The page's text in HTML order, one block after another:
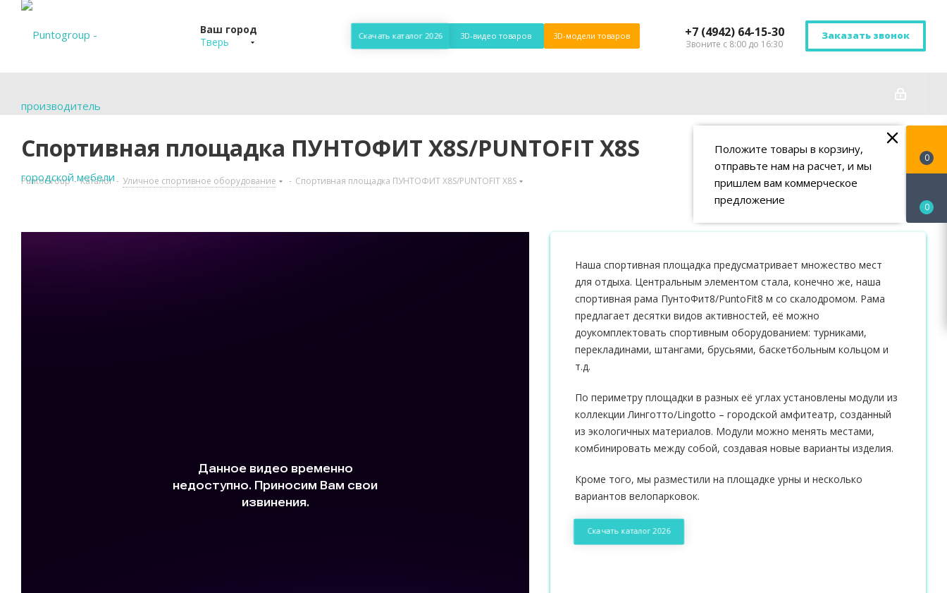
Ваш город
Тверь
Скачать каталог 2026 3D-видео товаров 3D-модели товаров +7 (4942) 64-15-30
Звоните с 8:00 до 16:30
Заказать звонок
Спортивная площадка ПУНТОФИТ X8S/PUNTOFIT X8S
PuntoGroup - Каталог - Уличное спортивное оборудование - Спортивная площадка ПУНТОФИТ X8S/PUNTOFIT X8S
Наша спортивная площадка предусматривает множество мест
для отдыха. Центральным элементом стала, конечно же, наша
спортивная рама ПунтоФит8/PuntoFit8 м со скалодромом. Рама
предлагает десятки видов активностей, её можно
доукомплектовать спортивным оборудованием: турниками,
перекладинами, штангами, брусьями, баскетбольным кольцом и
т.д.
По периметру площадки в разных её углах установлены модули из
коллекции Линготто/Lingotto – городской амфитеатр, созданный
из экологичных материалов. Модули можно менять местами,
комбинировать между собой, создавая новые варианты изделия.
Кроме того, мы разместили на площадке урны и несколько
вариантов велопарковок.
Скачать каталог 2026
0
0
Положите товары в корзину,
отправьте нам на расчет, и мы
пришлем вам коммерческое
предложение